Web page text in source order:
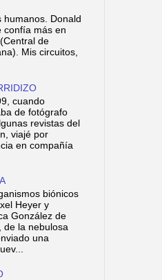
humanos. Donald
confía más en
de
Mis circuitos,
cuando
de fotógrafo
revistas del
viajé por
en compañía
biónicos
Heyer y
González de
de la nebulosa
una